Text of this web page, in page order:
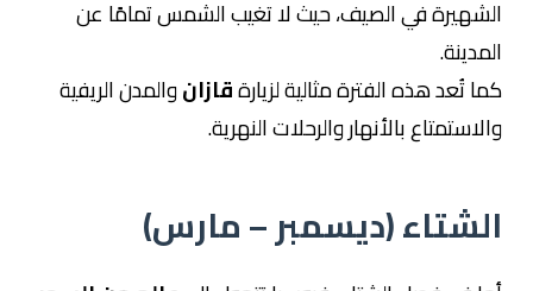
الشهيرة في الصيف، حيث لا تغيب الشمس تمامًا عن
المدينة.
كما تُعد هذه الفترة مثالية لزيارةقازانوالمدن الريفية
والاستمتاع بالأنهار والرحلات النهرية.
الشتاء (ديسمبر – مارس)